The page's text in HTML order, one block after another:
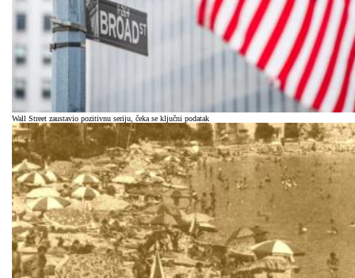
Wall Street zaustavio pozitivnu seriju, čeka se ključni podatak